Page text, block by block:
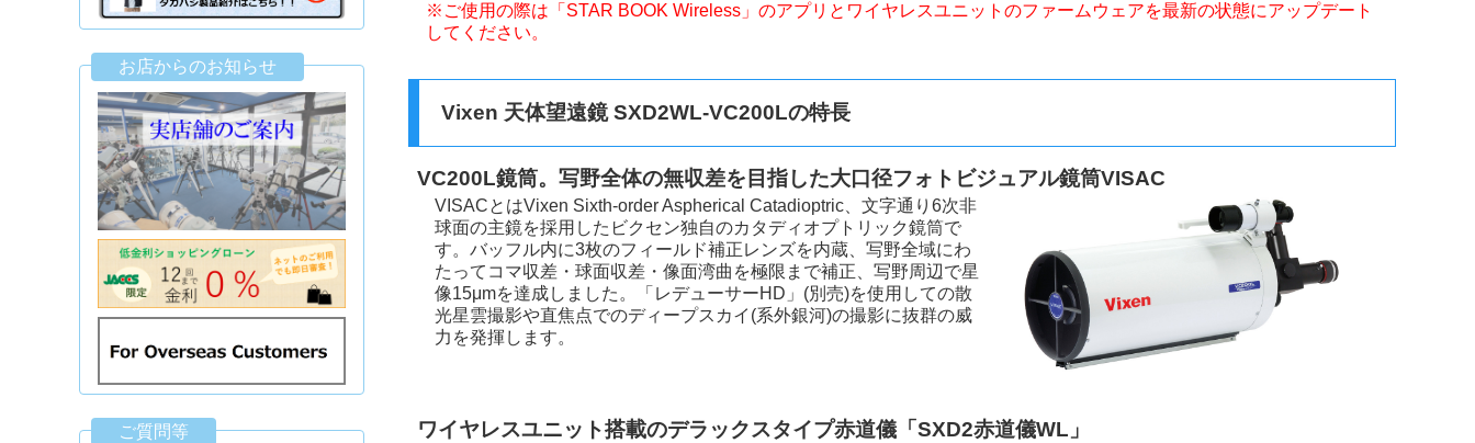
※ご使用の際は「STAR BOOK Wireless」のアプリとワイヤレスユニットのファームウェアを最新の状態にアップデート
してください。
Vixen 天体望遠鏡 SXD2WL-VC200Lの特長
VC200L鏡筒。写野全体の無収差を目指した大口径フォトビジュアル鏡筒VISAC
VISACとはVixen Sixth-order Aspherical Catadioptric、文字通り6次非
球面の主鏡を採用したビクセン独自のカタディオプトリック鏡筒で
す。バッフル内に3枚のフィールド補正レンズを内蔵、写野全域にわ
たってコマ収差・球面収差・像面湾曲を極限まで補正、写野周辺で星
像15μmを達成しました。「レデューサーHD」(別売)を使用しての散
光星雲撮影や直焦点でのディープスカイ(系外銀河)の撮影に抜群の威
力を発揮します。
ワイヤレスユニット搭載のデラックスタイプ赤道儀「SXD2赤道儀WL」
お店からのお知らせ
ご質問等